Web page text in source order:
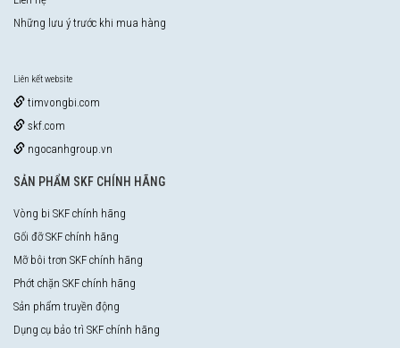
Những lưu ý trước khi mua hàng
Liên kết website
timvongbi.com
skf.com
ngocanhgroup.vn
SẢN PHẨM SKF CHÍNH HÃNG
Vòng bi SKF chính hãng
Gối đỡ SKF chính hãng
Mỡ bôi trơn SKF chính hãng
Phớt chặn SKF chính hãng
Sản phẩm truyền động
Dụng cụ bảo trì SKF chính hãng